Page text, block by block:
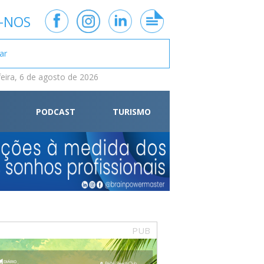
6 de agosto de 2026
PODCAST TURISMO
PUB